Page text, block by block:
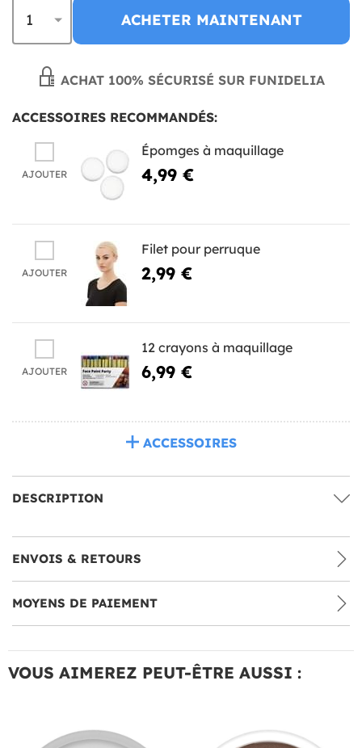
ACHETER MAINTENANT
ACHAT 100% SÉCURISÉ SUR FUNIDELIA
ACCESSOIRES RECOMMANDÉS:
AJOUTER
Épomges à maquillage
4,99 €
AJOUTER
Filet pour perruque
2,99 €
AJOUTER
12 crayons à maquillage
6,99 €
ACCESSOIRES
DESCRIPTION
ENVOIS & RETOURS
MOYENS DE PAIEMENT
VOUS AIMEREZ PEUT-ÊTRE AUSSI :